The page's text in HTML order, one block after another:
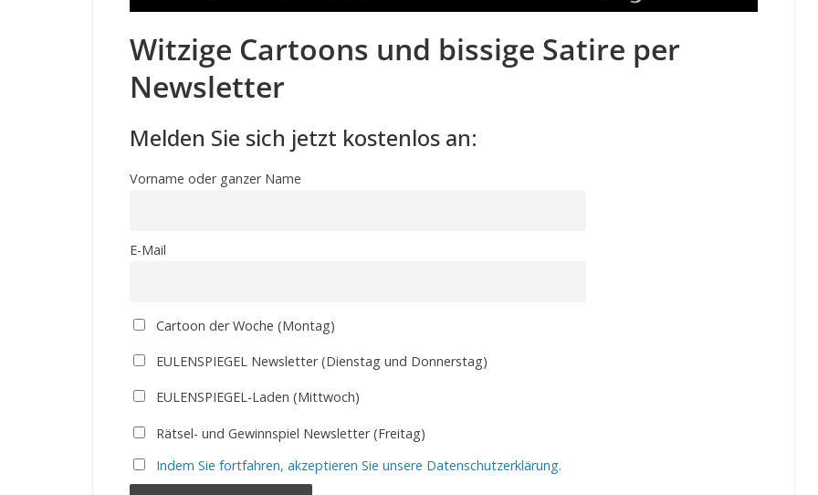
Witzige Cartoons und bissige Satire per
Newsletter
Melden Sie sich jetzt kostenlos an:
Vorname oder ganzer Name
E-Mail
Cartoon der Woche (Montag)
EULENSPIEGEL Newsletter (Dienstag und Donnerstag)
EULENSPIEGEL-Laden (Mittwoch)
Rätsel- und Gewinnspiel Newsletter (Freitag)
Indem Sie fortfahren, akzeptieren Sie unsere Datenschutzerklärung.